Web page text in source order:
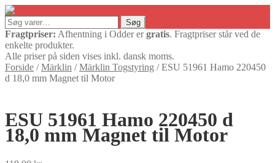
Søg
efter:
Søg
Fragtpriser: Afhentning i Odder ergratis. Fragtpriser står ved de
enkelte produkter.
Alle priser på siden vises inkl. dansk moms.
Forside /Märklin /Märklin Togstyring /ESU 51961 Hamo 220450
d 18,0 mm Magnet til Motor
ESU 51961 Hamo 220450 d
18,0 mm Magnet til Motor